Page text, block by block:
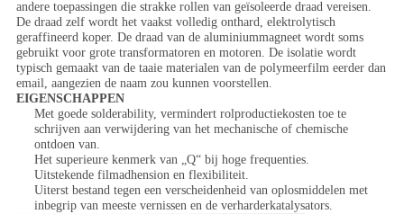
andere toepassingen die strakke rollen van geïsoleerde draad vereisen.
De draad zelf wordt het vaakst volledig onthard, elektrolytisch
geraffineerd koper. De draad van de aluminiummagneet wordt soms
gebruikt voor grote transformatoren en motoren. De isolatie wordt
typisch gemaakt van de taaie materialen van de polymeerfilm eerder dan
email, aangezien de naam zou kunnen voorstellen.
EIGENSCHAPPEN
Met goede solderability, vermindert rolproductiekosten toe te
schrijven aan verwijdering van het mechanische of chemische
ontdoen van.
Het superieure kenmerk van „Q“ bij hoge frequenties.
Uitstekende filmadhension en flexibiliteit.
Uiterst bestand tegen een verscheidenheid van oplosmiddelen met
inbegrip van meeste vernissen en de verharderkatalysators.